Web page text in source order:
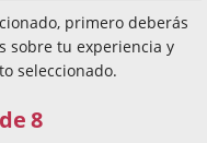
primero deberás
sobre tu experiencia y
seleccionado.
8